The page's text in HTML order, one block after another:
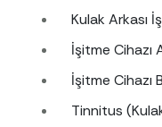
Kulak Arkası
İşitme Cihazı
İşitme Cihazı
Tinnitus (Kulak